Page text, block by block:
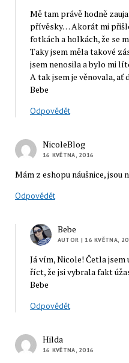
Mě tam právě hodně
přívěsky… Akorát mi
fotkách a holkách, že se
Taky jsem měla takové
jsem nenosila a bylo mi
A tak jsem je věnovala,
Bebe
Odpovědět
NicoleBlog
16 KVĚTNA, 2016
Mám z eshopu náušnice, jsou
Odpovědět
Bebe
AUTOR | 16 KVĚTNA,
Já vím, Nicole! Četla
říct, že jsi vybrala fakt
Bebe
Odpovědět
Hilda
16 KVĚTNA, 2016